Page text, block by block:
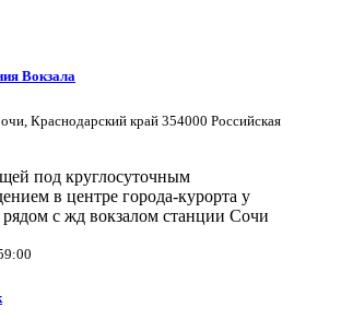
Вокзала
Краснодарский край 354000 Российская
под круглосуточным
в центре города-курорта у
рядом с жд вокзалом станции Сочи